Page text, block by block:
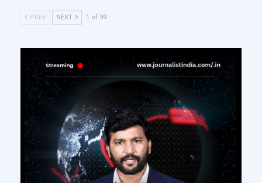
PREV NEXT 1 of 99